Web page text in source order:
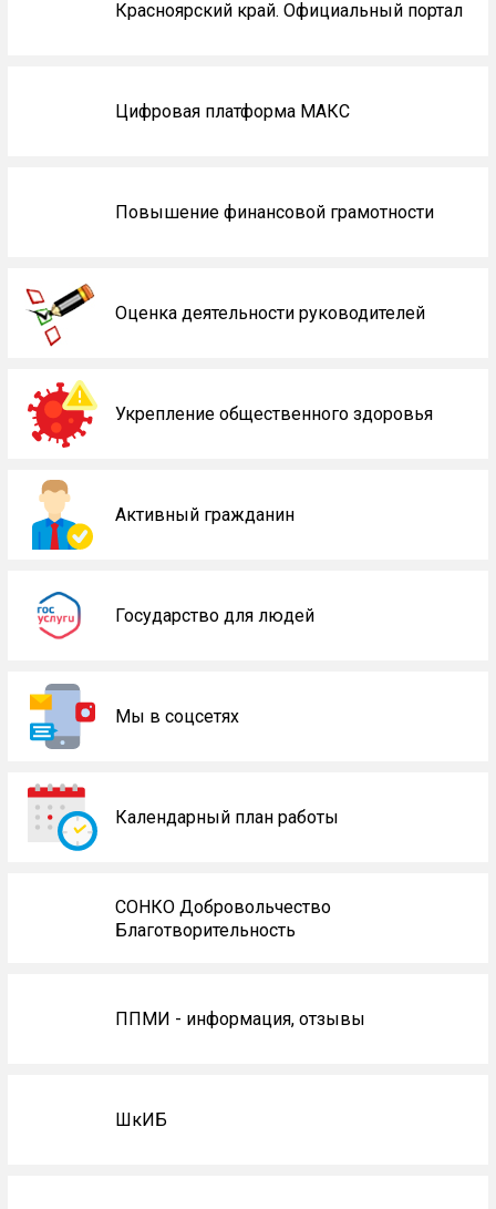
Красноярский край. Официальный портал
Цифровая платформа МАКС
Повышение финансовой грамотности
Оценка деятельности руководителей
Укрепление общественного здоровья
Активный гражданин
Государство для людей
Мы в соцсетях
Календарный план работы
СОНКО Добровольчество
Благотворительность
ППМИ - информация, отзывы
ШкИБ